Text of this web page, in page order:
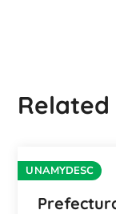
Related
UNAMYDESC